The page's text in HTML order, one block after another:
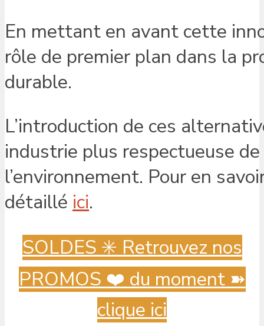
En mettant en avant cette
rôle de premier plan dans la
durable.
L’introduction de ces
industrie plus respectueuse
l’environnement. Pour en
détaillé ici.
SOLDES ✳️ Retrouvez nos
PROMOS ❤️ du moment ➽
clique ici